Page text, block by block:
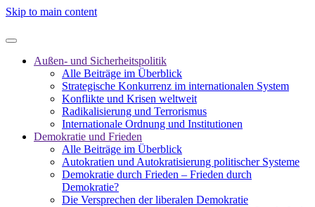
Skip to main content
Außen- und Sicherheitspolitik
Alle Beiträge im Überblick
Strategische Konkurrenz im internationalen System
Konflikte und Krisen weltweit
Radikalisierung und Terrorismus
Internationale Ordnung und Institutionen
Demokratie und Frieden
Alle Beiträge im Überblick
Autokratien und Autokratisierung politischer Systeme
Demokratie durch Frieden – Frieden durch
Demokratie?
Die Versprechen der liberalen Demokratie